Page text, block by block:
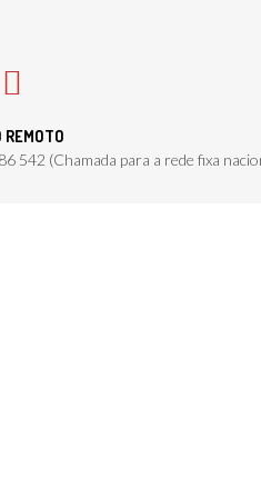
REMOTO
542 (Chamada para a rede fixa